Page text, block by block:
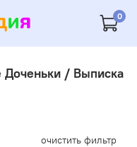
0
/ Выписка
очистить фильтр